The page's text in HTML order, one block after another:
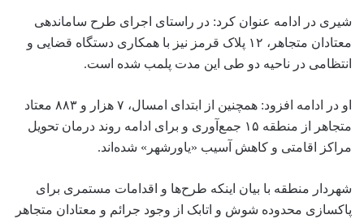
شیری در ادامه عنوان کرد: در راستای اجرای طرح ساماندهی
معتادان متجاهر، ۱۲ پلاک قرمز نیز با همکاری دستگاه قضایی و
انتظامی در ناحیه دو طی این مدت پلمب شده است.
او در ادامه افزود: همچنین از ابتدای امسال، ۷ هزار و ۸۸۳ معتاد
متجاهر از منطقه ١۵ جمع‌آوری و برای ادامه روند درمان تحویل
مراکز اقامتی و کاهش آسیب‌ «یاورشهر» شده‌اند.
شهردار منطقه با بیان اینکه طرح‌ها و اقدامات مستمری برای
پاکسازی محدوده شوش و اتابک از وجود جرائم و معتادان متجاهر